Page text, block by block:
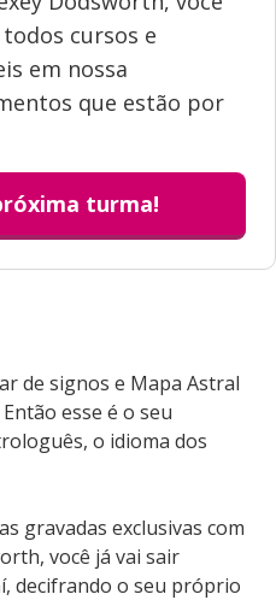
de signos e Mapa Astral
esse é o seu
o idioma dos
gravadas exclusivas com
você já vai sair
decifrando o seu próprio
cursos e
em nossa
que estão por
turma!